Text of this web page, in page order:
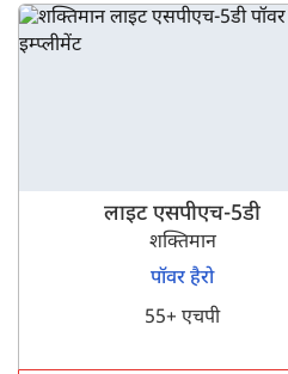
बेस्ट चुनने के लिए हमारेइम्प्लीमेंट्स
आप अतिरिक्त जानकारी के लिए हमारे
लाइट एसपीएच-5डी
शक्तिमान
पॉवर हैरो
55+ एचपी